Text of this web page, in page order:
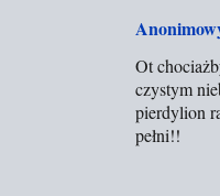
Ot
czystym
pierdylion
pełni!!